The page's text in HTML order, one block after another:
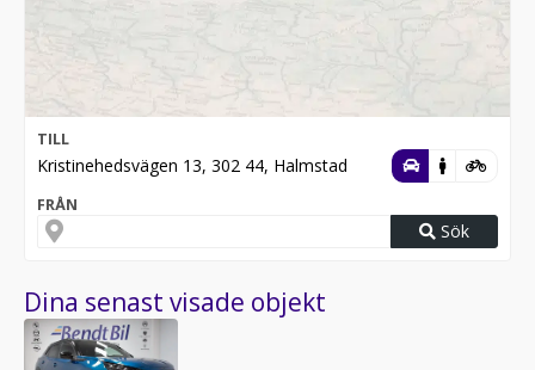
TILL
Kristinehedsvägen 13, 302 44, Halmstad
FRÅN
Sök
Dina senast visade objekt